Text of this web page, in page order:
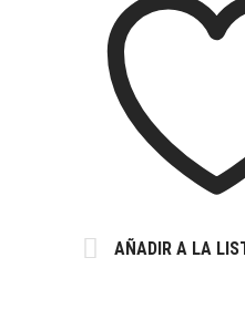
AÑADIR A LA